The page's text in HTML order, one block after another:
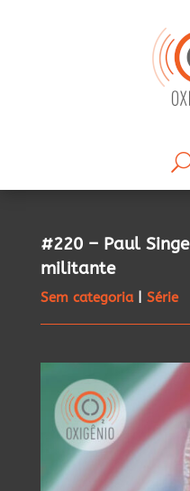
#220 – Paul
militante
Sem categoria| Série